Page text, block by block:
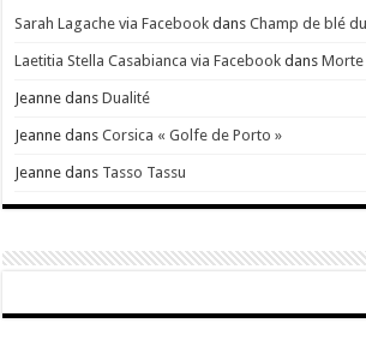
Sarah Lagache via Facebook dansChamp de blé
Laetitia Stella Casabianca via Facebook dansMorte
Jeanne dansDualité
Jeanne dansCorsica « Golfe de Porto »
Jeanne dans Tasso Tassu